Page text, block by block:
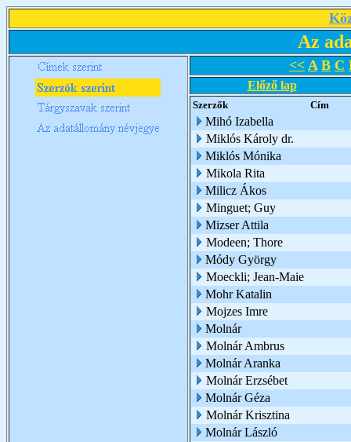
Az
<< A B C
Előző lap
Szerzők Cím
Mihó Izabella
Miklós Károly dr.
Miklós Mónika
Mikola Rita
Milicz Ákos
Minguet; Guy
Mizser Attila
Modeen; Thore
Módy György
Moeckli; Jean-Maie
Mohr Katalin
Mojzes Imre
Molnár
Molnár Ambrus
Molnár Aranka
Molnár Erzsébet
Molnár Géza
Molnár Krisztina
Molnár László